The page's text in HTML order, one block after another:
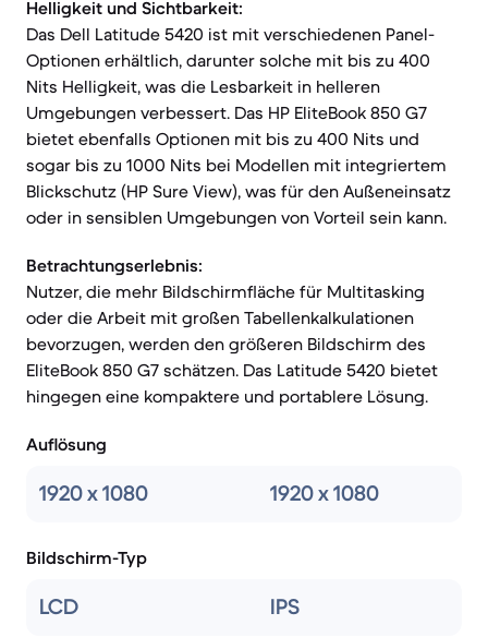
Helligkeit und Sichtbarkeit:
Das Dell Latitude 5420 ist mit verschiedenen Panel-
Optionen erhältlich, darunter solche mit bis zu 400
Nits Helligkeit, was die Lesbarkeit in helleren
Umgebungen verbessert. Das HP EliteBook 850 G7
bietet ebenfalls Optionen mit bis zu 400 Nits und
sogar bis zu 1000 Nits bei Modellen mit integriertem
Blickschutz (HP Sure View), was für den Außeneinsatz
oder in sensiblen Umgebungen von Vorteil sein kann.
Betrachtungserlebnis:
Nutzer, die mehr Bildschirmfläche für Multitasking
oder die Arbeit mit großen Tabellenkalkulationen
bevorzugen, werden den größeren Bildschirm des
EliteBook 850 G7 schätzen. Das Latitude 5420 bietet
hingegen eine kompaktere und portablere Lösung.
Auflösung
1920 x 1080 1920 x 1080
Bildschirm-Typ
LCD IPS